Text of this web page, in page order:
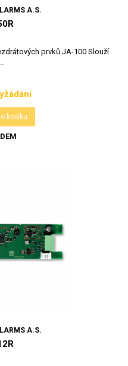
A.S.
prvků JA-100 Slouží
košíku
A.S.